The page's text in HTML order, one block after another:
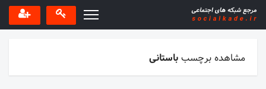
مشاهده برچسبباستانی